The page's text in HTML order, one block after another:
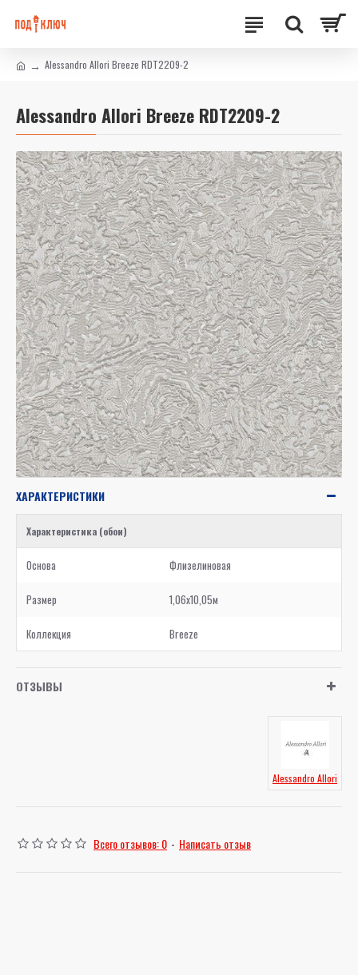
Alessandro Allori Breeze RDT2209-2
Alessandro Allori Breeze RDT2209-2
ХАРАКТЕРИСТИКИ
Характеристика (обои)
Основа Флизелиновая
Размер 1,06x10,05м
Коллекция Breeze
ОТЗЫВЫ
Alessandro Allori
Всего отзывов: 0 - Написать отзыв